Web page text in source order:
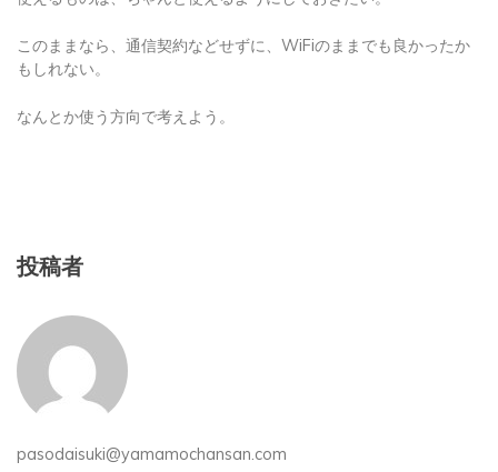
このままなら、通信契約などせずに、WiFiのままでも良かったか
もしれない。
なんとか使う方向で考えよう。
投稿者
pasodaisuki@yamamochansan.com